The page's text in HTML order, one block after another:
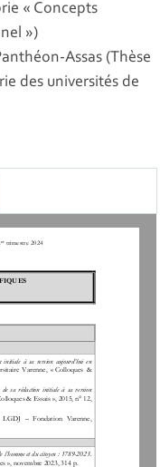
« Concepts
»)
Assas (Thèse
des universités de
1er trimestre 2024
initiale à sa version aujourd’hui en
Varenne ,  « Colloques  &
de  sa  rédaction  initiale  à  sa  version
& Essais », 2015, n° 12,
LGDJ – Fondation  Varenne,
l’homme et du citoyen : 1789-2023.
», novembre 2023, 314 p.